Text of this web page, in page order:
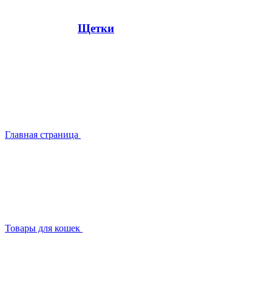
Щетки
Главная страница
Товары для кошек